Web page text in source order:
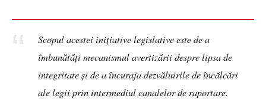
Scopul acestei inițiative legislative este de a
îmbunătăți mecanismul avertizării despre lipsa de
integritate și de a încuraja dezvăluirile de încălcări
ale legii prin intermediul canalelor de raportare.